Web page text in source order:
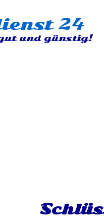
24
und günstig!